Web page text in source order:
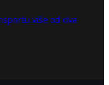
više od dva